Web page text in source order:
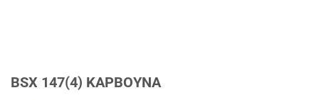
BSX 147(4) ΚΑΡΒΟΥΝΑ